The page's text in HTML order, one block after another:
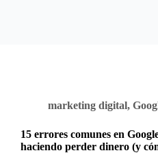
marketing digital,
15 errores comunes en
haciendo perder dinero (y